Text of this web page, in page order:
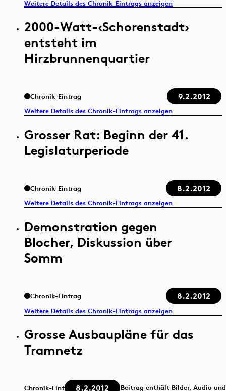
Weitere Details des Chronik-Eintrags anzeigen
2000-Watt-‹Schorenstadt›
entsteht im
Hirzbrunnenquartier
Chronik-Eintrag 9.2.2012
Weitere Details des Chronik-Eintrags anzeigen
Grosser Rat: Beginn der 41.
Legislaturperiode
Chronik-Eintrag 8.2.2012
Weitere Details des Chronik-Eintrags anzeigen
Demonstration gegen
Blocher, Diskussion über
Somm
Chronik-Eintrag 8.2.2012
Weitere Details des Chronik-Eintrags anzeigen
Grosse Ausbaupläne für das
Tramnetz
Chronik-Eintrag 8.2.2012
Beitrag enthält Bilder, Audio